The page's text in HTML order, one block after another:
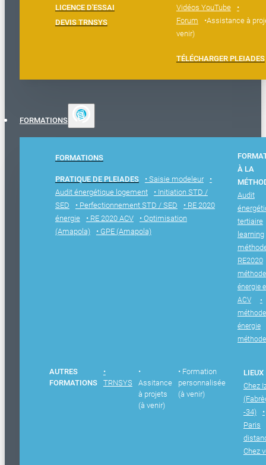
LICENCE D'ESSAI
DEVIS TRNSYS
Vidéos YouTube
•
Forum
•Assistance à
venir)
TÉLÉCHARGER PLEIADES
FORMATIONS
FORMATIONS
PRATIQUE DE PLEIADES • Saisie modeleur
•
Audit énergétique logement
• Initiation STD /
SED
• Perfectionnement STD / SED
• RE 2020
énergie
• RE 2020 ACV
• Optimisation
(Amapola)
• GPE (Amapola)
À LA
Audit
tertiaire
learning
RE2020
méthode
énergie
ACV
•
méthode
énergie
AUTRES
FORMATIONS
•
TRNSYS
•
Assitance
à projets
(à venir)
• Formation
personnalisée
(à venir)
LIEUX
Chez
-34)
•
Paris
Chez